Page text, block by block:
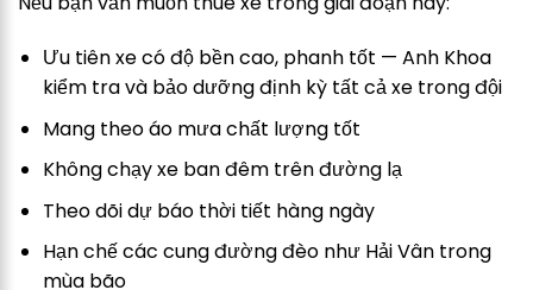
Ưu tiên xe có độ bền cao, phanh tốt — Anh Khoa
kiểm tra và bảo dưỡng định kỳ tất cả xe trong đội
Mang theo áo mưa chất lượng tốt
Không chạy xe ban đêm trên đường lạ
Theo dõi dự báo thời tiết hàng ngày
Hạn chế các cung đường đèo như Hải Vân trong
mùa bão